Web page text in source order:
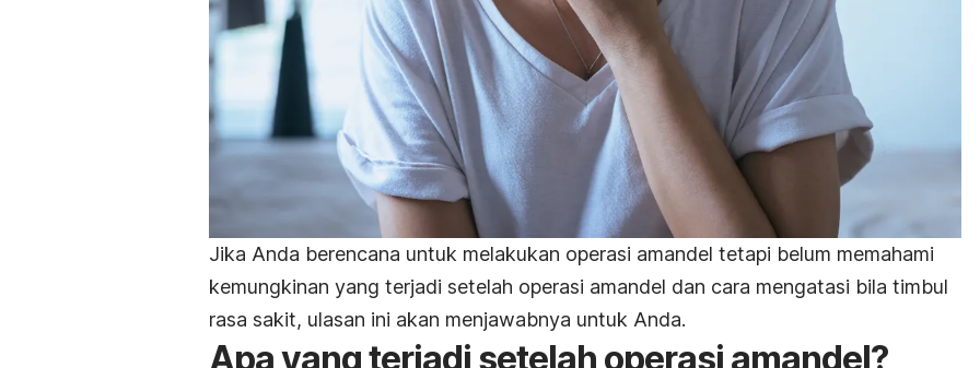
Jika Anda berencana untuk melakukan operasi amandel tetapi belum memahami
kemungkinan yang terjadi setelah operasi amandel dan cara mengatasi bila timbul
rasa sakit, ulasan ini akan menjawabnya untuk Anda.
Apa yang terjadi setelah operasi amandel?